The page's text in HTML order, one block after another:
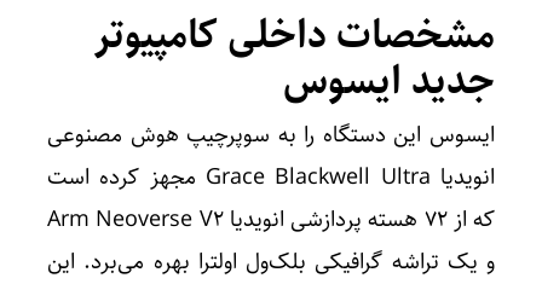
مشخصات داخلی کامپیوتر
جدید ایسوس
ایسوس این دستگاه را به سوپرچیپ هوش مصنوعی
انویدیا Grace Blackwell Ultra مجهز کرده است
که از ۷۲ هسته پردازشی انویدیا Arm Neoverse V2
و یک تراشه گرافیکی بلک‌ول اولترا بهره می‌برد. این